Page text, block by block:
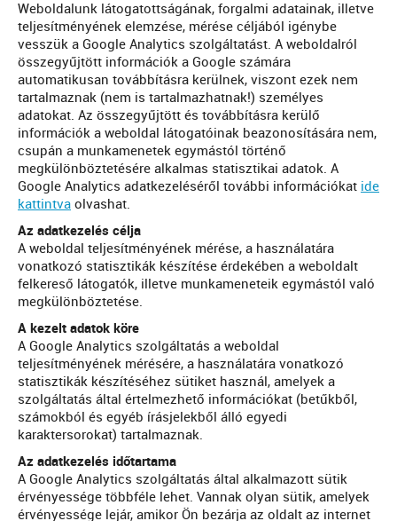
Weboldalunk látogatottságának, forgalmi adatainak, illetve
teljesítményének elemzése, mérése céljából igénybe
vesszük a Google Analytics szolgáltatást. A weboldalról
összegyűjtött információk a Google számára
automatikusan továbbításra kerülnek, viszont ezek nem
tartalmaznak (nem is tartalmazhatnak!) személyes
adatokat. Az összegyűjtött és továbbításra kerülő
információk a weboldal látogatóinak beazonosítására nem,
csupán a munkamenetek egymástól történő
megkülönböztetésére alkalmas statisztikai adatok. A
Google Analytics adatkezeléséről további információkat ide
kattintva olvashat.
Az adatkezelés célja
A weboldal teljesítményének mérése, a használatára
vonatkozó statisztikák készítése érdekében a weboldalt
felkereső látogatók, illetve munkameneteik egymástól való
megkülönböztetése.
A kezelt adatok köre
A Google Analytics szolgáltatás a weboldal
teljesítményének mérésére, a használatára vonatkozó
statisztikák készítéséhez sütiket használ, amelyek a
szolgáltatás által értelmezhető információkat (betűkből,
számokból és egyéb írásjelekből álló egyedi
karaktersorokat) tartalmaznak.
Az adatkezelés időtartama
A Google Analytics szolgáltatás által alkalmazott sütik
érvényessége többféle lehet. Vannak olyan sütik, amelyek
érvényessége lejár, amikor Ön bezárja az oldalt az internet